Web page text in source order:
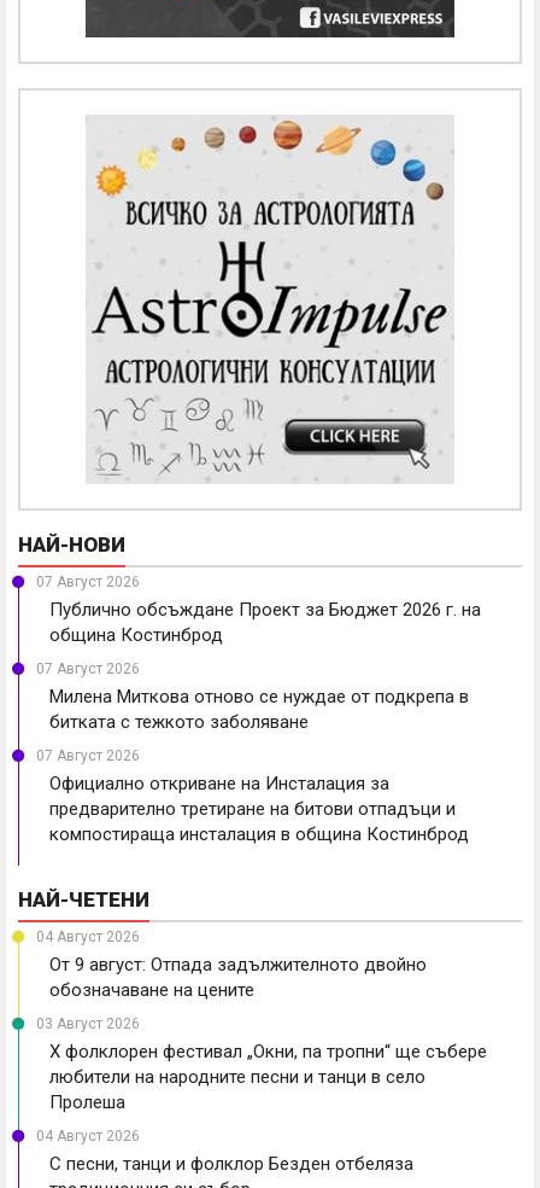
НАЙ-НОВИ
07 Август 2026
Публично обсъждане Проект за Бюджет 2026 г. на
община Костинброд
07 Август 2026
Милена Миткова отново се нуждае от подкрепа в
битката с тежкото заболяване
07 Август 2026
Официално откриване на Инсталация за
предварително третиране на битови отпадъци и
компостираща инсталация в община Костинброд
НАЙ-ЧЕТЕНИ
04 Август 2026
От 9 август: Отпада задължителното двойно
обозначаване на цените
03 Август 2026
X фолклорен фестивал „Окни, па тропни“ ще събере
любители на народните песни и танци в село
Пролеша
04 Август 2026
С песни, танци и фолклор Безден отбеляза